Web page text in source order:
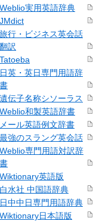
Weblio実用英語辞典
JMdict
旅行・ビジネス英会話
翻訳
Tatoeba
日英・英日専門用語辞
書
遺伝子名称シソーラス
Weblio和製英語辞書
メール英語例文辞書
最強のスラング英会話
Weblio専門用語対訳辞
書
Wiktionary英語版
白水社 中国語辞典
日中中日専門用語辞典
Wiktionary日本語版